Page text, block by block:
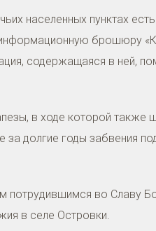
населенных пунктах
брошюру
содержащаяся в ней,
в ходе которой
за долгие годы забвения
потрудившимся во Славу
в селе Островки.